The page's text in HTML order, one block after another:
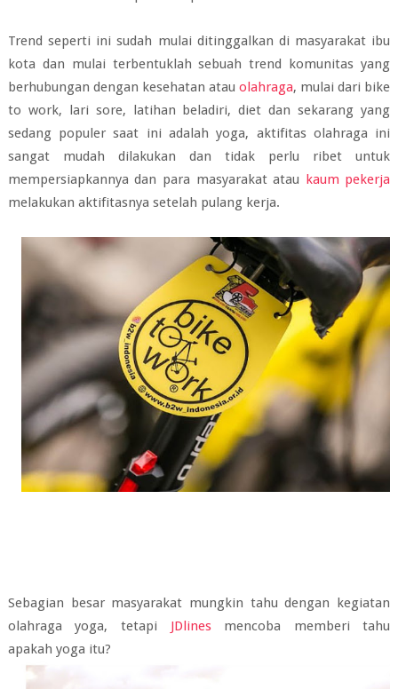
Trend seperti ini sudah mulai ditinggalkan di masyarakat ibu
kota dan mulai terbentuklah sebuah trend komunitas yang
berhubungan dengan kesehatan atauolahraga, mulai dari bike
to work, lari sore, latihan beladiri, diet dan sekarang yang
sedang populer saat ini adalah yoga, aktifitas olahraga ini
sangat mudah dilakukan dan tidak perlu ribet untuk
mempersiapkannya dan para masyarakat atau kaum pekerja
melakukan aktifitasnya setelah pulang kerja.
Sebagian besar masyarakat mungkin tahu dengan kegiatan
olahraga yoga, tetapi JDlinesmencoba memberi tahu
apakah yoga itu?